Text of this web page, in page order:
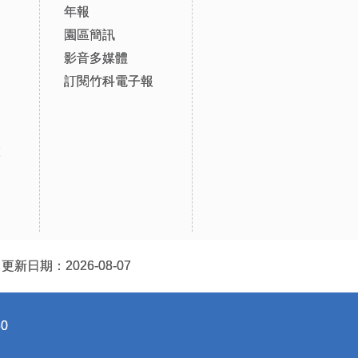
年報
園區簡訊
影音多媒體
訂閱竹科電子報
更新日期：2026-08-07